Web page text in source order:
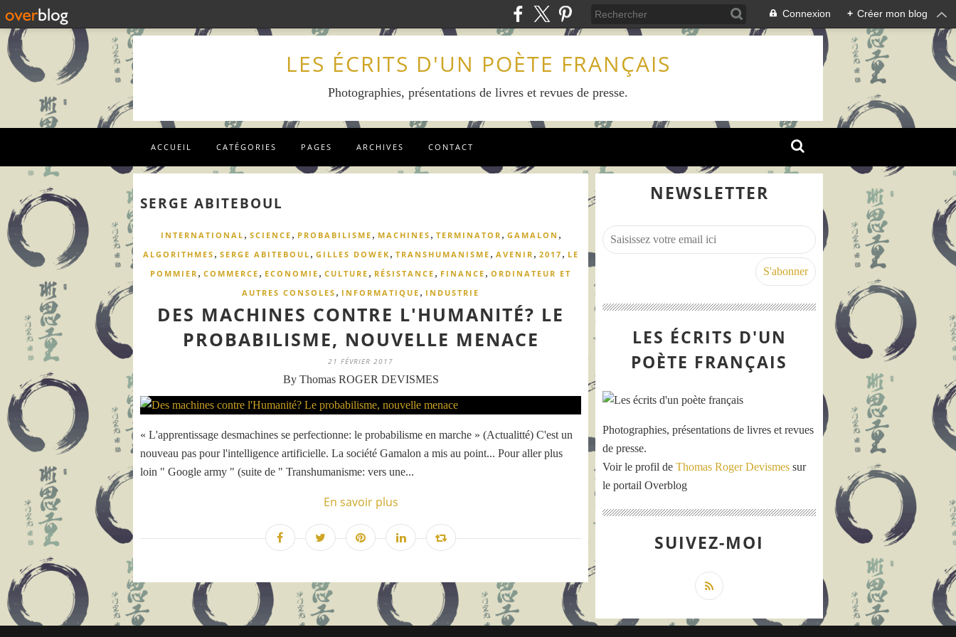
Connexion + Créer mon blog
LES ÉCRITS D'UN POÈTE FRANÇAIS
Photographies, présentations de livres et revues de presse.
ACCUEIL CATÉGORIES PAGES ARCHIVES CONTACT
SERGE ABITEBOUL
INTERNATIONAL , SCIENCE , PROBABILISME , MACHINES , TERMINATOR , GAMALON ,
ALGORITHMES , SERGE ABITEBOUL , GILLES DOWEK , TRANSHUMANISME , AVENIR , 2017 , LE
POMMIER , COMMERCE , ECONOMIE , CULTURE , RÉSISTANCE , FINANCE , ORDINATEUR ET
AUTRES CONSOLES , INFORMATIQUE , INDUSTRIE
DES MACHINES CONTRE L'HUMANITÉ? LE
PROBABILISME, NOUVELLE MENACE
21 FÉVRIER 2017
By Thomas ROGER DEVISMES
« L'apprentissage desmachines se perfectionne: le probabilisme en marche » (Actualitté) C'est un
nouveau pas pour l'intelligence artificielle. La société Gamalon a mis au point... Pour aller plus
loin " Google army " (suite de " Transhumanisme: vers une...
En savoir plus
NEWSLETTER
LES ÉCRITS D'UN
POÈTE FRANÇAIS
Photographies, présentations de livres et revues
de presse.
Voir le profil de Thomas Roger Devismes sur
le portail Overblog
SUIVEZ-MOI